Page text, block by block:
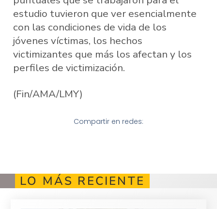
estudio tuvieron que ver esencialmente
con las condiciones de vida de los
jóvenes víctimas, los hechos
victimizantes que más los afectan y los
perfiles de victimización.
(Fin/AMA/LMY)
Compartir en redes:
LO MÁS RECIENTE